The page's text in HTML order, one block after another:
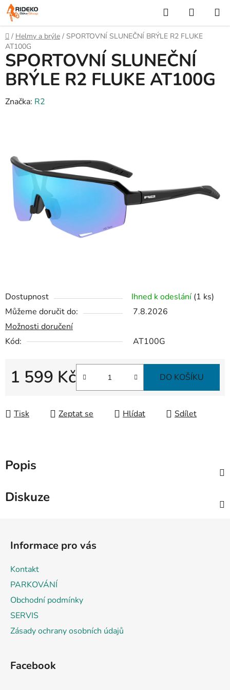
Přejít
na
obsah
Hledat
KOŠÍK
Domů
/ Helmy a brýle / SPORTOVNÍ SLUNEČNÍ BRÝLE R2 FLUKE
AT100G
Dostupnost Ihned k odeslání (1 ks)
Můžeme doručit do:
7.8.2026
Možnosti doručení
Kód:
AT100G
1 599 Kč DO KOŠÍKU
Tisk Zeptat se Hlídat Sdílet
SPORTOVNÍ SLUNEČNÍ
BRÝLE R2 FLUKE AT100G
Značka: R2
Popis
Diskuze
Informace pro vás
Kontakt
PARKOVÁNÍ
Obchodní podmínky
SERVIS
Zásady ochrany osobních údajů
Facebook